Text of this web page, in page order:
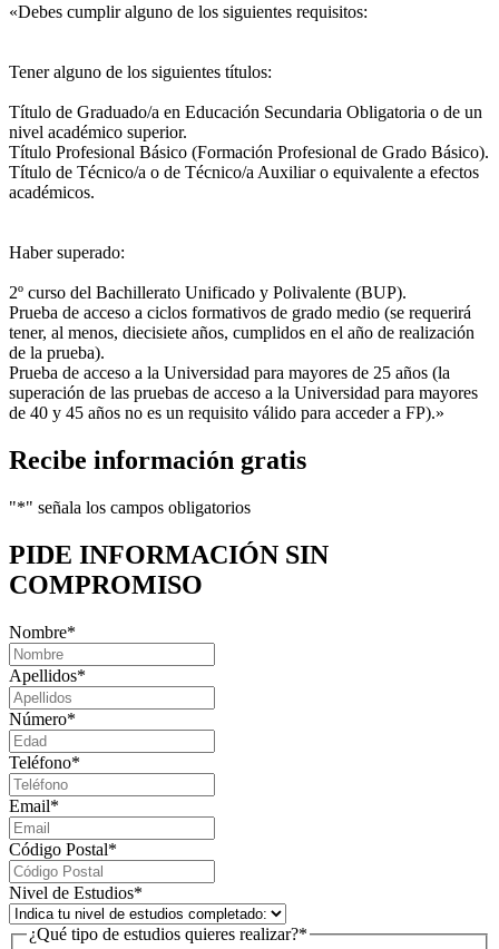
«Debes cumplir alguno de los siguientes requisitos:
Tener alguno de los siguientes títulos:
Título de Graduado/a en Educación Secundaria Obligatoria o de un
nivel académico superior.
Título Profesional Básico (Formación Profesional de Grado Básico).
Título de Técnico/a o de Técnico/a Auxiliar o equivalente a efectos
académicos.
Haber superado:
2º curso del Bachillerato Unificado y Polivalente (BUP).
Prueba de acceso a ciclos formativos de grado medio (se requerirá
tener, al menos, diecisiete años, cumplidos en el año de realización
de la prueba).
Prueba de acceso a la Universidad para mayores de 25 años (la
superación de las pruebas de acceso a la Universidad para mayores
de 40 y 45 años no es un requisito válido para acceder a FP).»
Recibe información gratis
"*" señala los campos obligatorios
PIDE INFORMACIÓN SIN
COMPROMISO
Nombre*
Apellidos*
Número*
Teléfono*
Email*
Código Postal*
Nivel de Estudios*
¿Qué tipo de estudios quieres realizar?*